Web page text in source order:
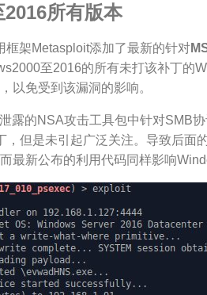
所有版本
架Metasploit添加了最新的针对
至2016的所有未打该补丁的
以免受到该漏洞的影响。
露的NSA攻击工具包中针对SMB
，但是未引起广泛关注。导致后面
最新公布的利用代码同样影响